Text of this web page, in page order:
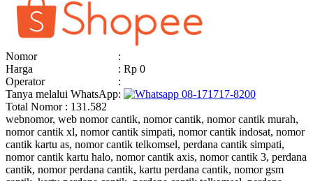
Nomor
:
Harga
: Rp 0
Operator
:
Tanya melalui WhatsApp:
08-171717-8200
Total Nomor : 131.582
webnomor, web nomor cantik, nomor cantik, nomor cantik murah,
nomor cantik xl, nomor cantik simpati, nomor cantik indosat, nomor
cantik kartu as, nomor cantik telkomsel, perdana cantik simpati,
nomor cantik kartu halo, nomor cantik axis, nomor cantik 3, perdana
cantik, nomor perdana cantik, kartu perdana cantik, nomor gsm